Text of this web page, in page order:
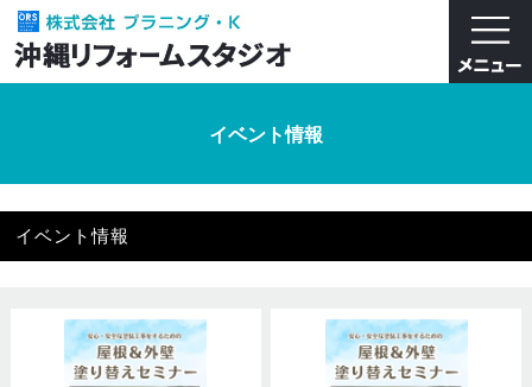
イベント情報
イベント情報